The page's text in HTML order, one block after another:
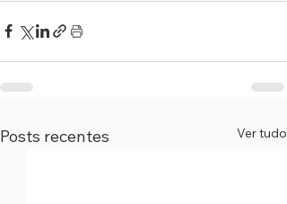
Posts recentes Ver tudo